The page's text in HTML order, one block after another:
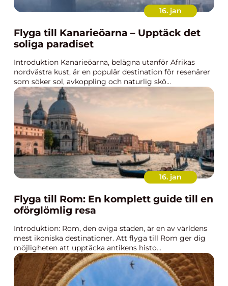
16. jan
Flyga till Kanarieöarna – Upptäck det
soliga paradiset
Introduktion Kanarieöarna, belägna utanför Afrikas
nordvästra kust, är en populär destination för resenärer
som söker sol, avkoppling och naturlig skö...
16. jan
Flyga till Rom: En komplett guide till en
oförglömlig resa
Introduktion: Rom, den eviga staden, är en av världens
mest ikoniska destinationer. Att flyga till Rom ger dig
möjligheten att upptäcka antikens histo...